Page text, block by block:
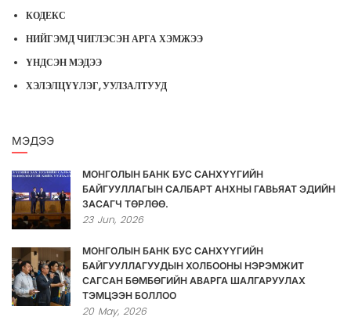
КОДЕКС
НИЙГЭМД ЧИГЛЭСЭН АРГА ХЭМЖЭЭ
ҮНДСЭН МЭДЭЭ
ХЭЛЭЛЦҮҮЛЭГ, УУЛЗАЛТУУД
МЭДЭЭ
МОНГОЛЫН БАНК БУС САНХҮҮГИЙН
БАЙГУУЛЛАГЫН САЛБАРТ АНХНЫ ГАВЬЯАТ ЭДИЙН
ЗАСАГЧ ТӨРЛӨӨ.
23 Jun, 2026
МОНГОЛЫН БАНК БУС САНХҮҮГИЙН
БАЙГУУЛЛАГУУДЫН ХОЛБООНЫ НЭРЭМЖИТ
САГСАН БӨМБӨГИЙН АВАРГА ШАЛГАРУУЛАХ
ТЭМЦЭЭН БОЛЛОО
20 May, 2026